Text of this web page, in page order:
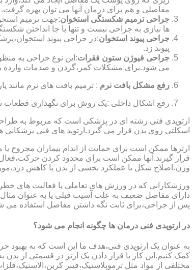
مفاصلی و هم برای درمان آنها می توان بهره گرفت.
جراحی ترمیم شکستگی استخوان:جهت ترمیم
ها نیازی به جراحی نیست و تنها با جا انداختن
جراحی پیوند استخوان:در جراحی پیوند
پیوند زد.
جراحی فیوژن ستون فقرات:این نوع جراحی به
می شود.برای مشکلات کمر،گردن و صدمات وارده
رفع مشکل بافت نرم : ترمیم بافت های نرم مانند
رفع اشکال داخلی :یک روش برای نگهداری قطعات
ارتوپدی فنی رشته ای در پزشکی است که مربوط به
اسکلتی روی بدن قرار می گیرد.ارتوپد های فنی پزشکانی
ارتزها ممکن است برای حمایت از اندام بیماران مجروح یا
قرار گیرند.آنها ممکن است برای محدود کردن
وزن،اصلاح شکل یا عملکرد بخشی از بدن یا کاهش
ورزشکارانی که در ورزش های تعاملی یا فعالیت های
دارای مفاصل ضعیف به علت آسیب قبلی یا به عنوان
پس از جراحی،برای ثابت نگه داشتن مفاصل استفاده می
در ارتوپدی فنی درمان ها چگونه انجام می شود؟
به عنوان یک ارتوپدی فنی،هدف ما این است که به بهبود
کمک کنیم.این کار با قرار دادن یک ارتز در قسمتی از بدن
مختلفی از مواد مثل ترموپلاستیک،فیبر